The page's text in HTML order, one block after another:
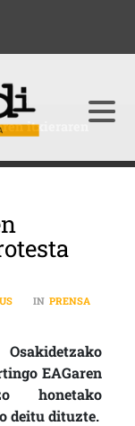
itxieraren
IN PRENSA
EAGAREN
EAGaren
honetako
deitu dituzte.